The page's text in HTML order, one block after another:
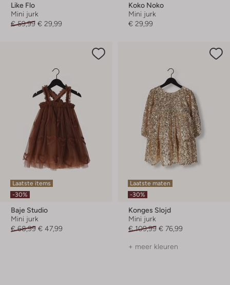
Like Flo
Mini jurk
€ 59,99 € 29,99
Koko Noko
Mini jurk
€ 29,99
Laatste items
-30%
Baje Studio
Mini jurk
€ 68,99 € 47,99
Laatste maten
-30%
Konges Slojd
Mini jurk
€ 109,99 € 76,99
+ meer kleuren